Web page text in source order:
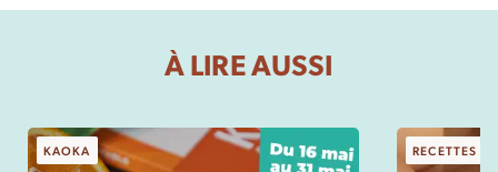
À LIRE AUSSI
KAOKA RECETTES